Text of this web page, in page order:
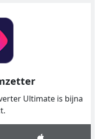
Ultimate is bijna